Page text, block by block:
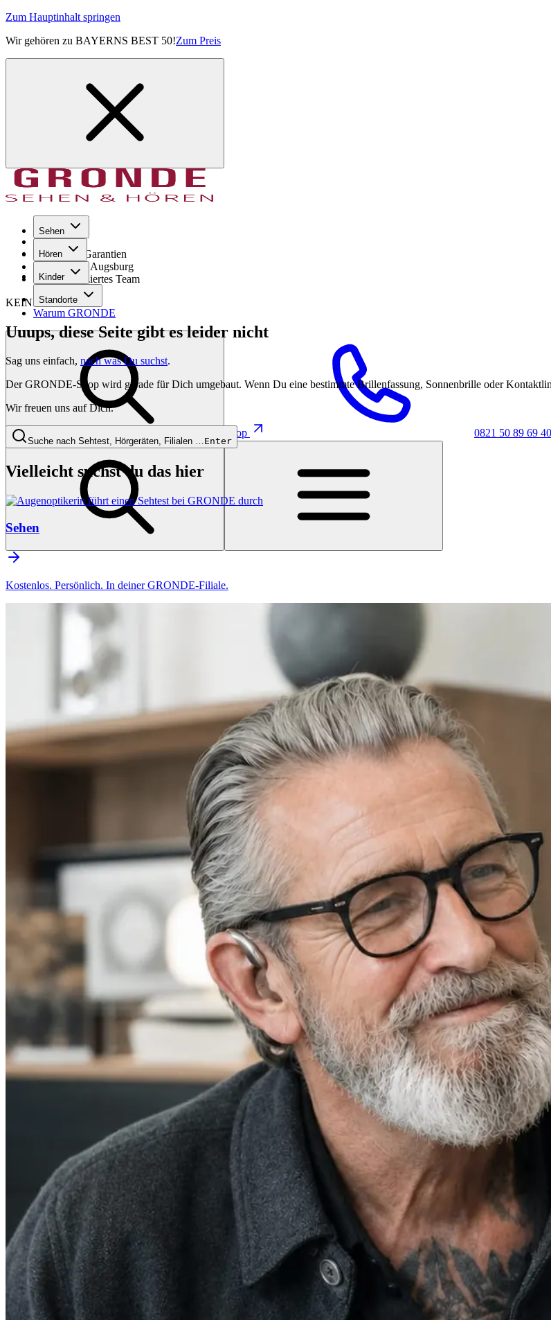
Zum Hauptinhalt springen
Wir gehören zu BAYERNS BEST 50!Zum Preis
Sehen
Hören
Kinder
Standorte
Warum GRONDE
Shop 0821 50 89 69 40
Seit 1971
GRONDE Garantien
8× im Raum Augsburg
Hochqualifiziertes Team
KEINE SORGE!
Uuups, diese Seite gibt es leider nicht
Sag uns einfach, nach was Du suchst.
Der GRONDE-Shop wird gerade für Dich umgebaut. Wenn Du eine bestimmte Brillenfassung, Sonnenbrille oder
Wir freuen uns auf Dich.
Suche nach Sehtest, Hörgeräten, Filialen …Enter
Vielleicht suchst du das hier
Sehen
Kostenlos. Persönlich. In deiner GRONDE-Filiale.